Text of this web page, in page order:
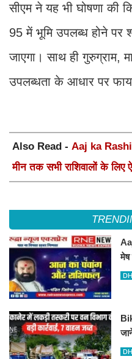
सीएम ने यह भी घोषणा की
95 में भूमि उपलब्ध होने पर
जाएगा। साथ ही गुरुग्राम,
उपलब्धता के आधार पर
Also Read - Aaj ka
मीन तक सभी राशिवालों के लिए
मेष